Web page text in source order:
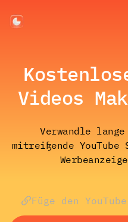
Videos
Verwandle
mitreißende